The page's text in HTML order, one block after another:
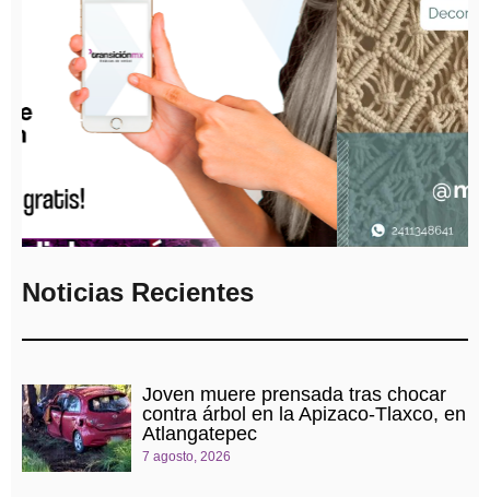
Noticias Recientes
Joven muere prensada tras chocar
contra árbol en la Apizaco-Tlaxco, en
Atlangatepec
7 agosto, 2026